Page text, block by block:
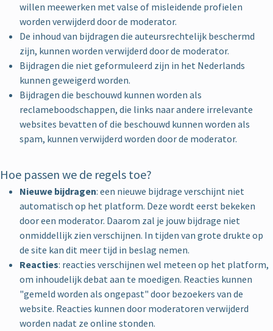
willen meewerken met valse of misleidende profielen
worden verwijderd door de moderator.
De inhoud van bijdragen die auteursrechtelijk beschermd
zijn, kunnen worden verwijderd door de moderator.
Bijdragen die niet geformuleerd zijn in het Nederlands
kunnen geweigerd worden.
Bijdragen die beschouwd kunnen worden als
reclameboodschappen, die links naar andere irrelevante
websites bevatten of die beschouwd kunnen worden als
spam, kunnen verwijderd worden door de moderator.
Hoe passen we de regels toe?
Nieuwe bijdragen: een nieuwe bijdrage verschijnt niet
automatisch op het platform. Deze wordt eerst bekeken
door een moderator. Daarom zal je jouw bijdrage niet
onmiddellijk zien verschijnen. In tijden van grote drukte op
de site kan dit meer tijd in beslag nemen.
Reacties: reacties verschijnen wel meteen op het platform,
om inhoudelijk debat aan te moedigen. Reacties kunnen
"gemeld worden als ongepast" door bezoekers van de
website. Reacties kunnen door moderatoren verwijderd
worden nadat ze online stonden.